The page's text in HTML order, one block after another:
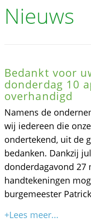
Nieuws
Bedankt voor
donderdag 10
overhandigd
Namens de
wij iedereen die
ondertekend, uit de
bedanken. Dankzij
donderdagavond 27
handtekeningen
burgemeester
+Lees meer...